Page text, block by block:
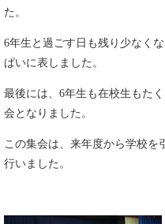
た。
6年生と過ごす日も残り少なく
ぱいに表しました。
最後には、6年生も在校生もた
会となりました。
この集会は、来年度から学校を
行いました。